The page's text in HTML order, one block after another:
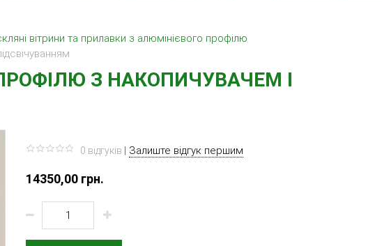
вітрини та прилавки з алюмінієвого профілю
З НАКОПИЧУВАЧЕМ І
0 вiдгукiв | Залиште відгук першим
14350,00 грн.